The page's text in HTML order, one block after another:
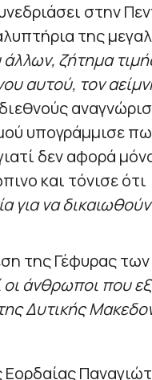
στην
της
άλλων, ζήτημα
αυτού, τον
υπογράμμισε
δεν αφορά
και τόνισε ότι
για να
της Γέφυρας
οι άνθρωποι που
Δυτικής